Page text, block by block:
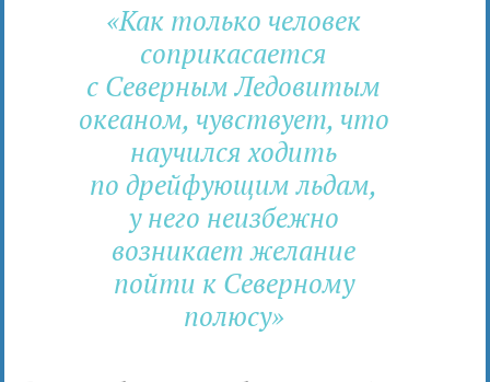
«Как только человек
соприкасается
с Северным Ледовитым
океаном, чувствует, что
научился ходить
по дрейфующим льдам,
у него неизбежно
возникает желание
пойти к Северному
полюсу»